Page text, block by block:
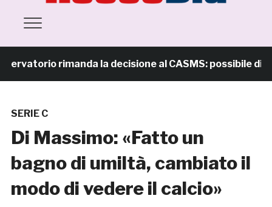
rimanda la decisione al CASMS: possibile divieto
SERIE C
Di Massimo: «Fatto un
bagno di umiltà, cambiato il
modo di vedere il calcio»